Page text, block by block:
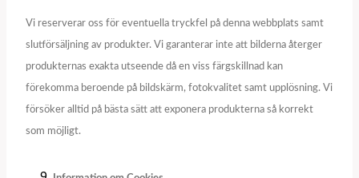
Vi reserverar oss för eventuella tryckfel på denna webbplats samt
slutförsäljning av produkter. Vi garanterar inte att bilderna återger
produkternas exakta utseende då en viss färgskillnad kan
förekomma beroende på bildskärm, fotokvalitet samt upplösning. Vi
försöker alltid på bästa sätt att exponera produkterna så korrekt
som möjligt.